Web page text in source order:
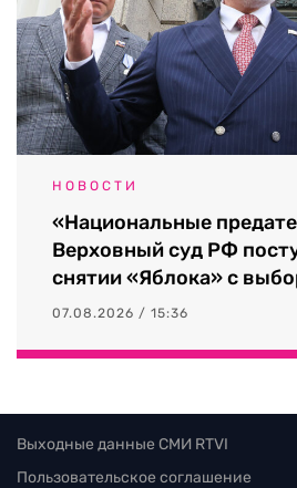
НОВОСТИ
«Национальные
Верховный суд РФ
снятии «Яблока» с
07.08.2026 / 15:36
Выходные данные СМИ RTVI
Пользовательское соглашение